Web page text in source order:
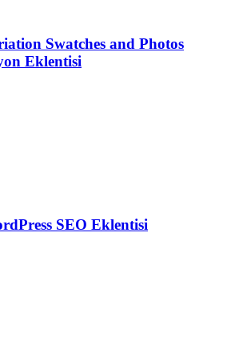
Swatches and Photos
Eklentisi
SEO Eklentisi